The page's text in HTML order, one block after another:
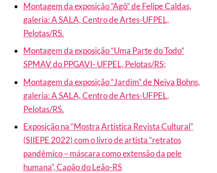
Montagem da exposição “Agô” de Felipe Caldas,
galeria: A SALA, Centro de Artes-UFPEL,
Pelotas/RS.
Montagem da exposição “Uma Parte do Todo”
SPMAV do PPGAVI- UFPEL, Pelotas/RS;
Montagem da exposição “Jardim” de Neiva Bohns,
galeria: A SALA, Centro de Artes-UFPEL,
Pelotas/RS.
Exposição na “Mostra Artística Revista Cultural”
(SIIEPE 2022) com o livro de artista “retratos
pandêmico – máscara como extensão da pele
humana”, Capão do Leão-RS